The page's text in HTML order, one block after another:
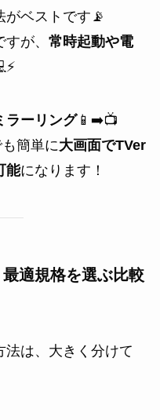
がベストです📡
が、 常時起動や電
ラーリング📱➡️📺
簡単に大画面でTVer
能になります！
適規格を選ぶ比較
法は、大きく分けて